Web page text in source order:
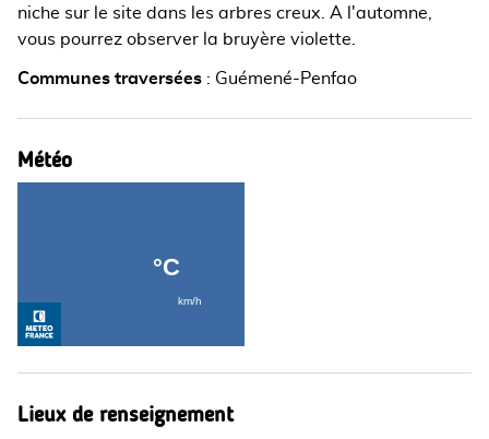
niche sur le site dans les arbres creux. A l'automne,
vous pourrez observer la bruyère violette.
Communes traversées : Guémené-Penfao
Météo
Lieux de renseignement